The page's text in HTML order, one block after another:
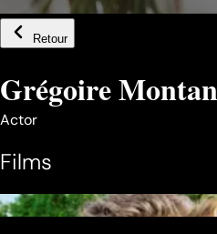
Retour
Grégoire
Actor
Films